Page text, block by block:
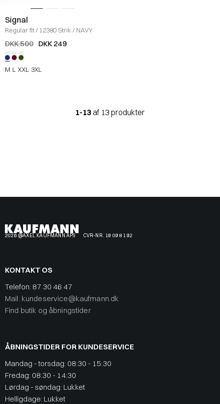
Signal
Regular fit/ 12380 Strik / NAVY
DKK 500 DKK 249
M L XXL 3XL
1-13 af 13 produkter
2026 @AXEL KAUFMANN APS CVR-NR. 19 09 81 92
KONTAKT OS
Telefon: 87 30 46 47
Mail: kundeservice@kaufmann.dk
Find butik og åbningstider
ÅBNINGSTIDER FOR KUNDESERVICE
Mandag - torsdag: 08:30 - 15:30
Fredag: 08:30 - 14:30
Lørdag - søndag: Lukket
Helligdage: Lukket